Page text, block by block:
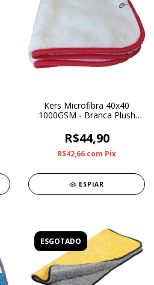
Kers Microfibra 40x40
1000GSM - Branca Plush
R$44,90
R$42,66 com Pix
ESPIAR
ESGOTADO